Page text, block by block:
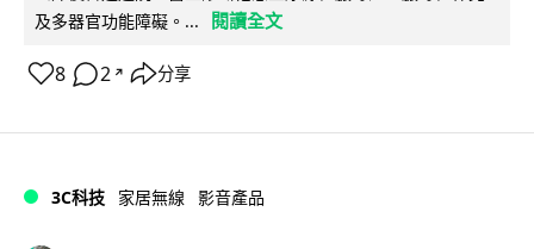
及多器官功能障礙。...
閱讀全文
8 2 ↗ 分享
3C科技 家居無線 影音產品